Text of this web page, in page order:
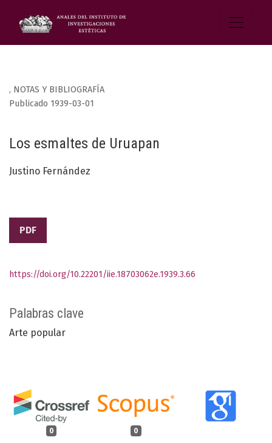
, NOTAS Y BIBLIOGRAFÍA
Los esmaltes de Uruapan
Publicado 1939-03-01
Justino Fernández
PDF
Palabras clave
Arte popular
0 0
https://doi.org/10.22201/iie.18703062e.1939.3.66